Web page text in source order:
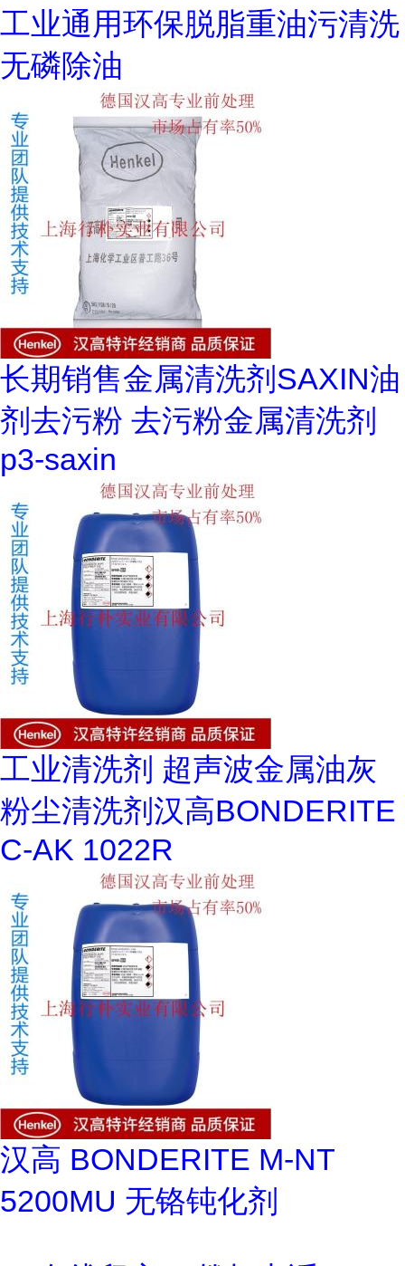
工业通用环保脱脂重油污清洗
无磷除油
长期销售金属清洗剂SAXIN油
剂去污粉 去污粉金属清洗剂
p3-saxin
工业清洗剂 超声波金属油灰
粉尘清洗剂汉高BONDERITE
C-AK 1022R
汉高 BONDERITE M-NT
5200MU 无铬钝化剂